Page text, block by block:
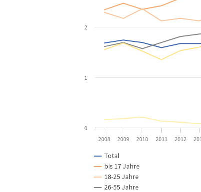
View as data table, Sozialhilfequote der
The chart has 1 X axis displaying categories.
The chart has 1 Y axis displaying Prozent. Data
Total
bis 17 Jahre
18-25 Jahre
26-55 Jahre
2008 2009 2010 2011 2012
0
1
2